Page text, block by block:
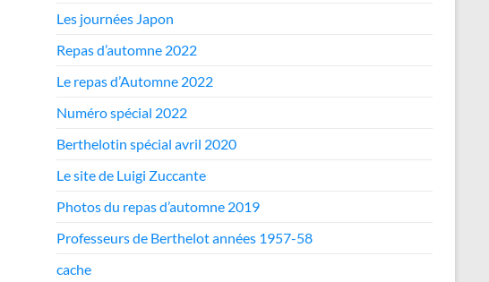
Les journées Japon
Repas d’automne 2022
Le repas d’Automne 2022
Numéro spécial 2022
Berthelotin spécial avril 2020
Le site de Luigi Zuccante
Photos du repas d’automne 2019
Professeurs de Berthelot années 1957-58
cache